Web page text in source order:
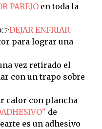
PAREJOen toda la
DEJAR ENFRIAR
para lograr una
vez retirado el
con un trapo sobre
calor con plancha
de
es un adhesivo